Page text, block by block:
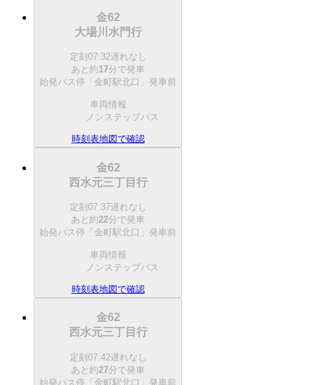
金62
大場川水門行
定刻 07:32遅れなし
あと約17分で発車
始発バス停「金町駅北口」発車前
車両情報
ノンステップバス
時刻表地図で確認
金62
西水元三丁目行
定刻 07:37遅れなし
あと約22分で発車
始発バス停「金町駅北口」発車前
車両情報
ノンステップバス
時刻表地図で確認
金62
西水元三丁目行
定刻 07:42遅れなし
あと約27分で発車
始発バス停「金町駅北口」発車前